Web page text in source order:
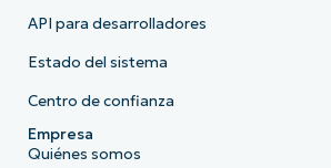
API para desarrolladores
Estado del sistema
Centro de confianza
Empresa
Quiénes somos